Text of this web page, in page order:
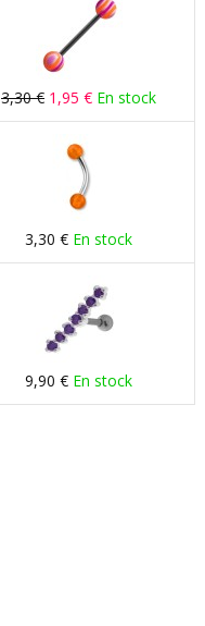
3,30 € 1,95 € En stock
3,30 € En stock
9,90 € En stock